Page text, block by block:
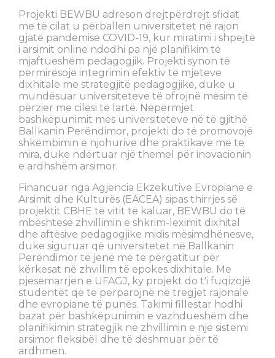
Projekti BEWBU adreson drejtpërdrejt sfidat
me të cilat u përballen universitetet në rajon
gjatë pandemisë COVID-19, kur miratimi i shpejtë
i arsimit online ndodhi pa një planifikim të
mjaftueshëm pedagogjik. Projekti synon të
përmirësojë integrimin efektiv të mjeteve
dixhitale me strategjitë pedagogjike, duke u
mundësuar universiteteve të ofrojnë mësim të
përzier me cilësi të lartë. Nëpërmjet
bashkëpunimit mes universiteteve në të gjithë
Ballkanin Perëndimor, projekti do të promovojë
shkëmbimin e njohurive dhe praktikave më të
mira, duke ndërtuar një themel për inovacionin
e ardhshëm arsimor.
Financuar nga Agjencia Ekzekutive Evropiane e
Arsimit dhe Kulturës (EACEA) sipas thirrjes së
projektit CBHE të vitit të kaluar, BEWBU do të
mbështesë zhvillimin e shkrim-leximit dixhital
dhe aftësive pedagogjike midis mësimdhënesve,
duke siguruar që universitetet në Ballkanin
Perëndimor të jenë më të përgatitur për
kërkesat në zhvillim të epokes dixhitale. Me
pjesëmarrjen e UFAGJ, ky projekt do t'i fuqizojë
studentët që të perparojnë në tregjet rajonale
dhe evropiane të punës. Takimi fillestar hodhi
bazat për bashkëpunimin e vazhdueshëm dhe
planifikimin strategjik në zhvillimin e një sistemi
arsimor fleksibël dhe të dëshmuar për të
ardhmen.